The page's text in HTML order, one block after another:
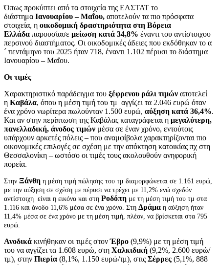
Όπως προκύπτει από τα στοιχεία της ΕΛΣΤΑΤ το
διάστημα Ιανουαρίου – Μαΐου, αποτελούν τα πιο πρόσφατα
στοιχεία, η οικοδομική δραστηριότητα στη Βόρεια
Ελλάδα παρουσίασε μείωση κατά 34,8% έναντι του αντίστοιχου
περσινού διαστήματος. Οι οικοδομικές άδειες που εκδόθηκαν το α
´ πεντάμηνο του 2025 ήταν 718, έναντι 1.102 πέρυσι το διάστημα
Ιανουαρίου – Μαΐου.
Οι τιμές
Χαρακτηριστικό παράδειγμα του ξέφρενου ράλι τιμών αποτελεί
η Καβάλα, όπου η μέση τιμή του τμ αγγίζει τα 2.046 ευρώ όταν
ένα χρόνο νωρίτερα πωλούνταν 1.500 ευρώ, αύξηση κατά 36,4%.
Και αν στην περίπτωση της Καβάλας καταγράφεται η μεγαλύτερη,
πανελλαδική, άνοδος τιμών μέσα σε έναν χρόνο, εντούτοις
υπάρχουν αρκετές πόλεις – που αναμφίβολα χαρακτηρίζονται πιο
οικονομικές επιλογές σε σχέση με την απόκτηση κατοικίας πχ στη
Θεσσαλονίκη – ωστόσο οι τιμές τους ακολουθούν ανηφορική
πορεία.
Στην Ξάνθη η μέση τιμή πώλησης του τμ διαμορφώνεται σε 1.161 ευρώ,
με την αύξηση σε σχέση με πέρυσι να τρέχει με 11,2% ενώ σχεδόν
αντίστοιχη είναι η εικόνα και στη Ροδόπη με τη μέση τιμή του τμ στα
1.116 και άνοδο 11,6% μέσα σε ένα χρόνο. Στη Δράμα η αύξηση ήταν
11,4% μέσα σε ένα χρόνο με τη μέση τιμή, πλέον, να βρίσκεται στα 795
ευρώ.
Ανοδικά κινήθηκαν οι τιμές στονΈβρο (9,9%) με τη μέση τιμή
του να αγγίζει τα 1.608 ευρώ, στη Χαλκιδική (9,2%, 2.600 ευρώ/
τμ), στην Πιερία (8,1%, 1.150 ευρώ/τμ), στις Σέρρες (5,1%, 888